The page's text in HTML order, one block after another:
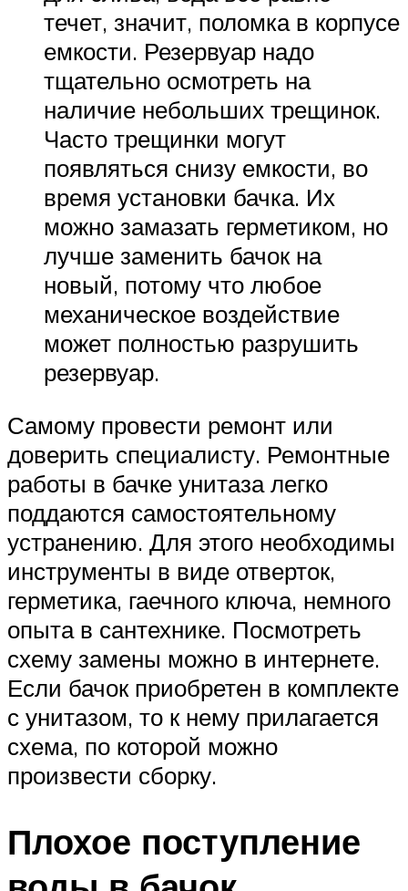
течет, значит, поломка в корпусе
емкости. Резервуар надо
тщательно осмотреть на
наличие небольших трещинок.
Часто трещинки могут
появляться снизу емкости, во
время установки бачка. Их
можно замазать герметиком, но
лучше заменить бачок на
новый, потому что любое
механическое воздействие
может полностью разрушить
резервуар.
Самому провести ремонт или
доверить специалисту. Ремонтные
работы в бачке унитаза легко
поддаются самостоятельному
устранению. Для этого необходимы
инструменты в виде отверток,
герметика, гаечного ключа, немного
опыта в сантехнике. Посмотреть
схему замены можно в интернете.
Если бачок приобретен в комплекте
с унитазом, то к нему прилагается
схема, по которой можно
произвести сборку.
Плохое поступление